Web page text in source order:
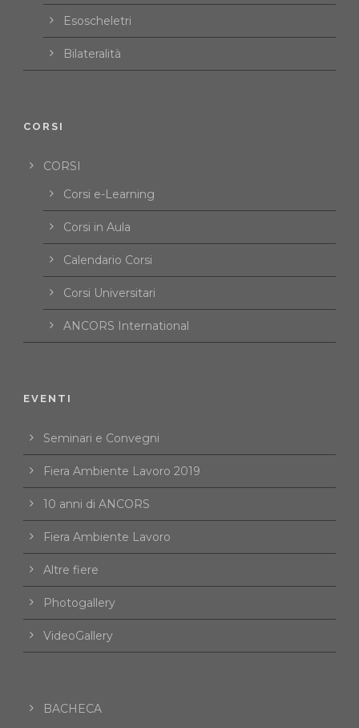
Esoscheletri
Bilateralità
CORSI
CORSI
Corsi e-Learning
Corsi in Aula
Calendario Corsi
Corsi Universitari
ANCORS International
EVENTI
Seminari e Convegni
Fiera Ambiente Lavoro 2019
10 anni di ANCORS
Fiera Ambiente Lavoro
Altre fiere
Photogallery
VideoGallery
BACHECA